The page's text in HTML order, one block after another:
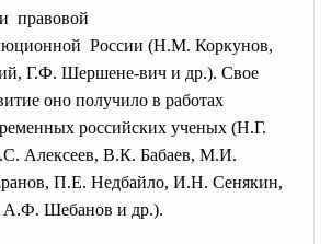
правовой
России (Н.М. Коркунов,
Г.Ф. Шершене-вич и др.). Свое
оно получило в работах
российских ученых (Н.Г.
Алексеев, В.К. Бабаев, М.И.
П.Е. Недбайло, И.Н. Сенякин,
Шебанов и др.).